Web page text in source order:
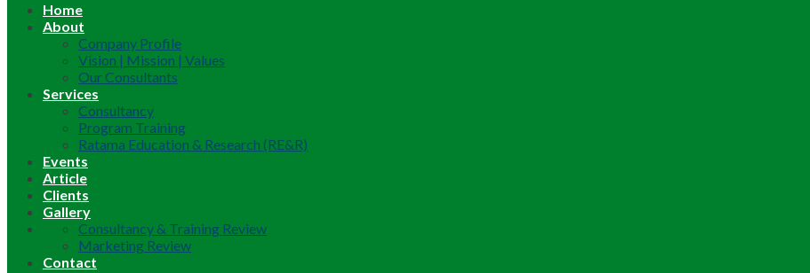
Home
About
Company Profile
Vision | Mission | Values
Our Consultants
Services
Consultancy
Program Training
Ratama Education & Research (RE&R)
Events
Article
Clients
Gallery
Consultancy & Training Review
Marketing Review
Contact